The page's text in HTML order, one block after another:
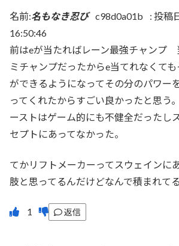
名前:名もなき忍び c98d0a01b : 投稿
16:50:46
前はeが当たればレーン最強チャンプ
ミチャンプだったからe当てれなくて
ができるようになってその分のパワー
ってくれたからすごい良かったと思う
ーストはゲーム的にも不健全だったし
セプトにあってなかった。
てかリフトメーカーってスウェインに
肢と思ってるんだけどなんで積まれて
返信